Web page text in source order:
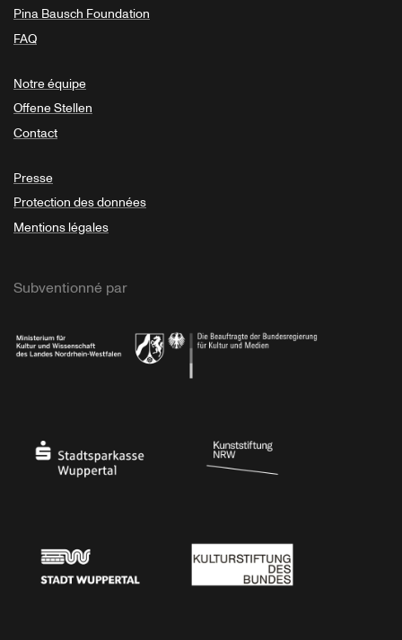
Pina Bausch Foundation
FAQ
Notre équipe
Offene Stellen
Contact
Presse
Protection des données
Mentions légales
Subventionné par